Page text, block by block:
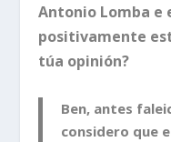
Antonio Lomba e
positivamente
túa opinión?
Ben, antes
considero que